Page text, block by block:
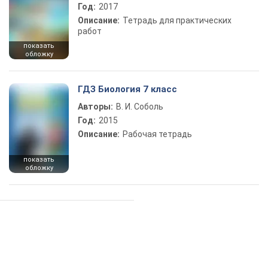
показать
обложку
Год: 2017
Описание: Тетрадь для практических
работ
показать
обложку
ГДЗ Биология 7 класс
Авторы: В. И. Соболь
Год: 2015
Описание: Рабочая тетрадь